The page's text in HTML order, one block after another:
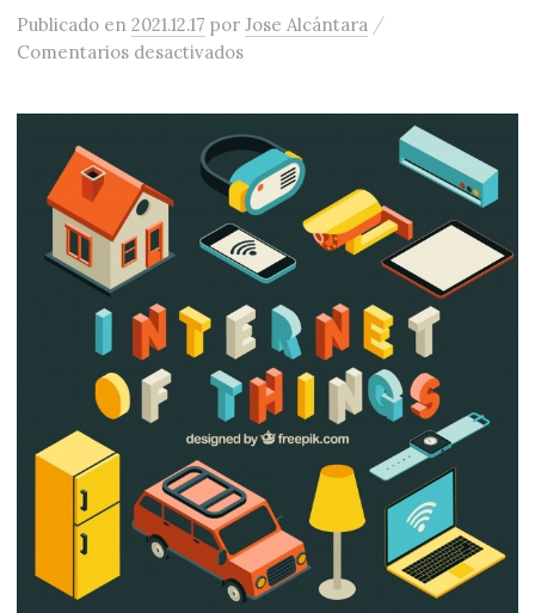
Publicado en2021.12.17 porJose Alcántara /
Comentarios desactivadosen El huevo de pascua de la